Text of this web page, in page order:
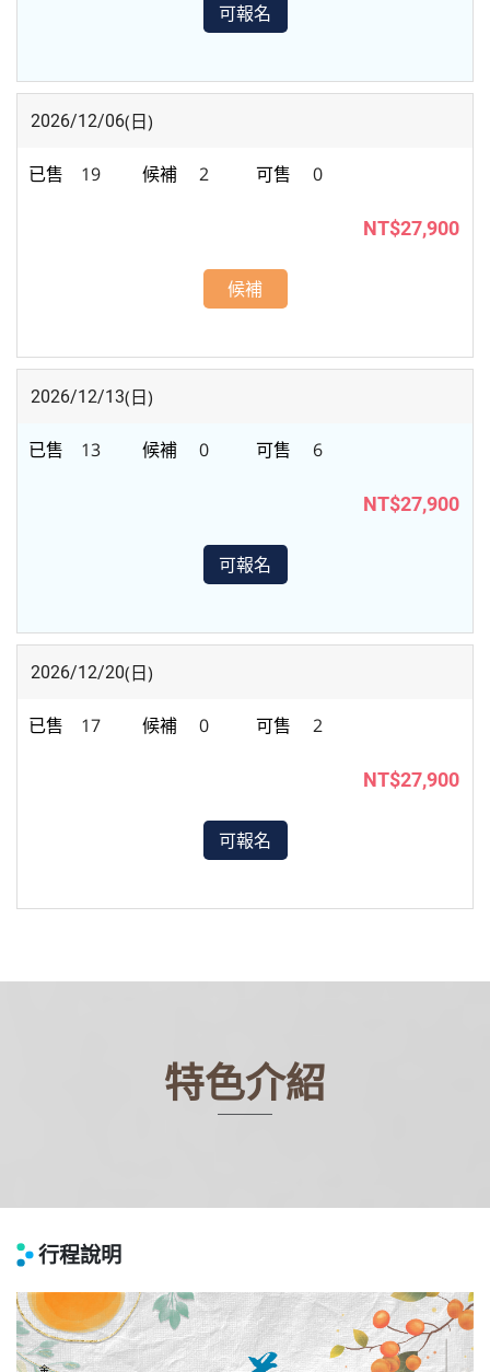
特色介紹
行程說明
可報名
2026/12/06(日)
19 2 0
NT$27,900
候補
2026/12/13(日)
13 0 6
NT$27,900
可報名
2026/12/20(日)
17 0 2
NT$27,900
可報名